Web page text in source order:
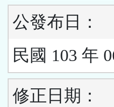
公發布日：
民國 103 年
修正日期：